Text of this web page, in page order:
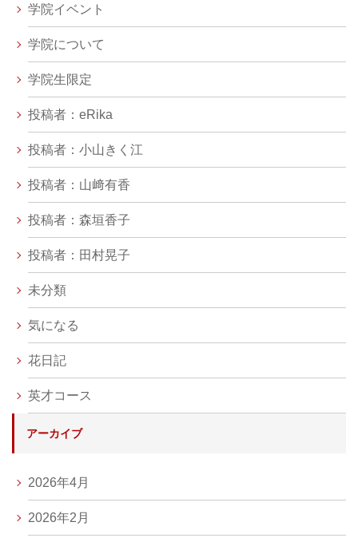
学院イベント
学院について
学院生限定
投稿者：eRika
投稿者：小山きく江
投稿者：山﨑有香
投稿者：森垣香子
投稿者：田村晃子
未分類
気になる
花日記
英才コース
アーカイブ
2026年4月
2026年2月